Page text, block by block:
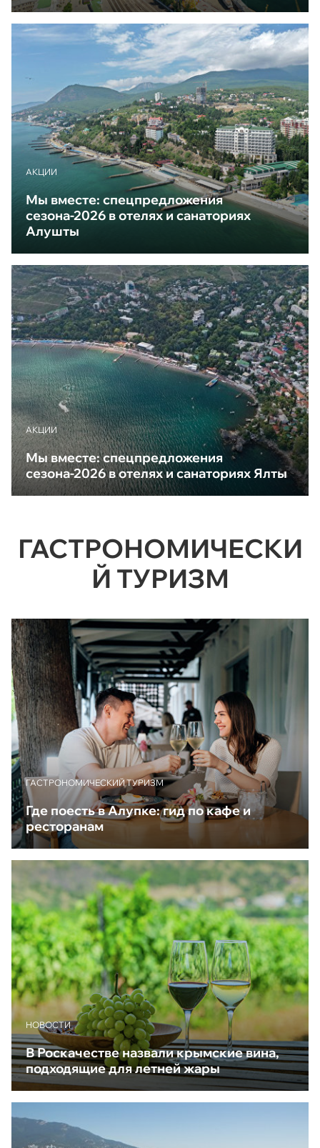
АКЦИИ
Мы вместе: спецпредложения
сезона-2026 в отелях и санаториях
Алушты
АКЦИИ
Мы вместе: спецпредложения
сезона-2026 в отелях и санаториях Ялты
ГАСТРОНОМИЧЕСКИ
Й ТУРИЗМ
ГАСТРОНОМИЧЕСКИЙ ТУРИЗМ
Где поесть в Алупке: гид по кафе и
ресторанам
НОВОСТИ
В Роскачестве назвали крымские вина,
подходящие для летней жары